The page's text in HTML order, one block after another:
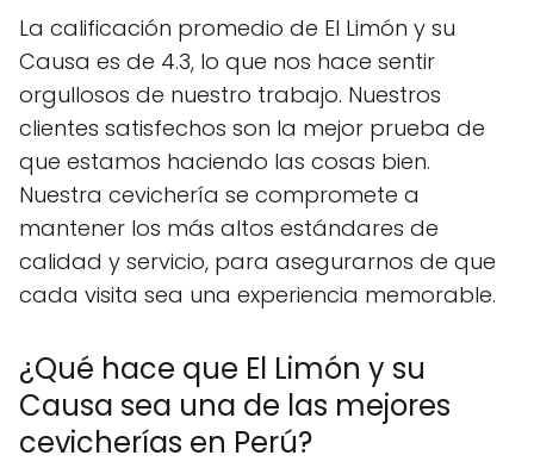
La calificación promedio de El Limón y su
Causa es de 4.3, lo que nos hace sentir
orgullosos de nuestro trabajo. Nuestros
clientes satisfechos son la mejor prueba de
que estamos haciendo las cosas bien.
Nuestra cevichería se compromete a
mantener los más altos estándares de
calidad y servicio, para asegurarnos de que
cada visita sea una experiencia memorable.
¿Qué hace que El Limón y su
Causa sea una de las mejores
cevicherías en Perú?